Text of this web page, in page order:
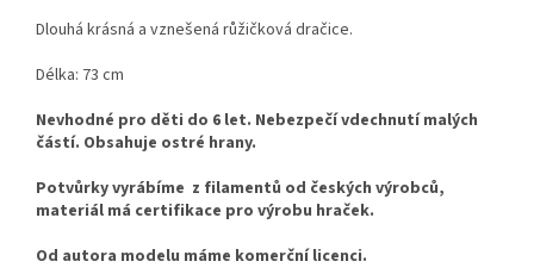
Dlouhá krásná a vznešená růžičková dračice.
Délka: 73 cm
Nevhodné pro děti do 6 let. Nebezpečí vdechnutí malých
částí. Obsahuje ostré hrany.
Potvůrky vyrábíme z filamentů od českých výrobců,
materiál má certifikace pro výrobu hraček.
Od autora modelu máme komerční licenci.